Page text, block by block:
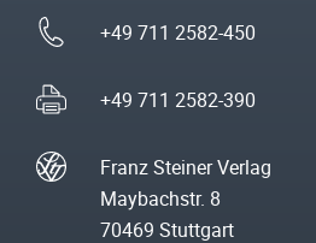
+49 711 2582-450
+49 711 2582-390
Franz Steiner Verlag
Maybachstr. 8
70469 Stuttgart